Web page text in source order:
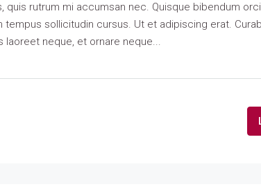
quis rutrum mi accumsan nec. Quisque bibendum
sollicitudin cursus. Ut et adipiscing erat.
neque, et ornare neque...